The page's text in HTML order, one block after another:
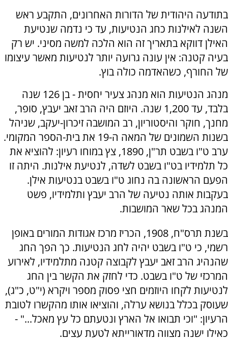
בתודעה היהודית של הדורות האחרונים, התקבע ראש
השנה לאילנות כחג הנטיעות, עד כי נדמה שנטיעת
האילן דווקא בתאריך זה הוא הלכה למשה מסיני. יש רק
בעיה קטנה: אין עונה גרועה יותר לנטיעות מאשר עיצומו
של החורף, כשהאדמה כולה בוץ.
מנהג הנטיעות הוא מנהג צעיר יחסית - בן 126 שנה
בלבד, עד 1,200 שנה. היוזם היה הרב זאב יעבץ, סופר,
מחנך, חוקר והיסטוריון, רב המושבה זיכרון-יעקב, שניהל
בשנות השמונים של המאה ה-19 את בית-הספר המקומי.
ערב ט"ו בשבט תר"ן, 1890, צץ במוחו רעיון: להוציא את
כל תלמידיו בט"ו בשבט לשדה, לנטיעת אילנות. היתה זו
הפעם הראשונה בה נחוג ט"ו בשבט בנטיעות אילן.
בעקבות אותה נטיעה של הרב יעבץ ותלמידיו, פשט
המנהג בכל שאר המושבות.
בשנת תרס"ח, 1908, הכריז מרכז אגודות המורים באופן
רשמי, כי ט"ו בשבט יהיה לחג הנטיעות. כך הפך החג
שהנהיג הרב זאב יעבץ לקבוצה קטנה מתלמידיו, לאירוע
המרכזי של ט"ו בשבט. כדי לחזק את הקשר בין החג
לנטיעות לקחו היוזמים חצי פסוק מספר ויקרא (י"ט, כ"ג),
שעוסק בכלל בנושא ערלה, והוציאו אותו מהקשרו לטובת
הרעיון: "וכי תבואו אל הארץ ונטעתם כל עץ מאכל..." -
כאילו ישנה מצווה מדאורייתא לטעת עצים.